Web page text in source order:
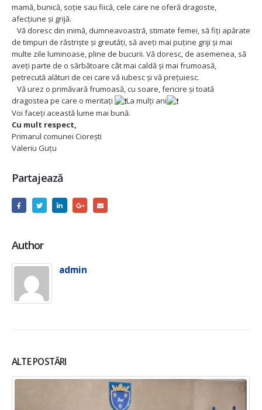
mamă, bunică, soție sau fiică, cele care ne oferă dragoste,
afecțiune și grijă.
Vă doresc din inimă, dumneavoastră, stimate femei, să fiţi apărate
de timpuri de răstrişte şi greutăţi, să aveţi mai puţine griji şi mai
multe zile luminoase, pline de bucurii. Vă doresc, de asemenea, să
aveţi parte de o sărbătoare cât mai caldă şi mai frumoasă,
petrecută alături de cei care vă iubesc şi vă preţuiesc.
Vă urez o primăvară frumoasă, cu soare, fericire şi toată
dragostea pe care o meritaţi
La mulţi ani
Voi faceți această lume mai bună.
Cu mult respect,
Primarul comunei Ciorești
Valeriu Guțu
Partajează
Author
admin
ALTE POSTĂRI